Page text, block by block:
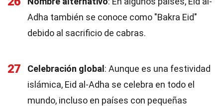
Adha también se conoce como "Bakra Eid"
debido al sacrificio de cabras.
27 Celebración global : Aunque es una festividad
islámica, Eid al-Adha se celebra en todo el
mundo, incluso en países con pequeñas